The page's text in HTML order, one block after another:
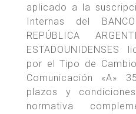
aplicado a la
Internas del
REPÚBLICA
ESTADOUNIDENSES
por el Tipo de
Comunicación «A»
plazos y
normativa